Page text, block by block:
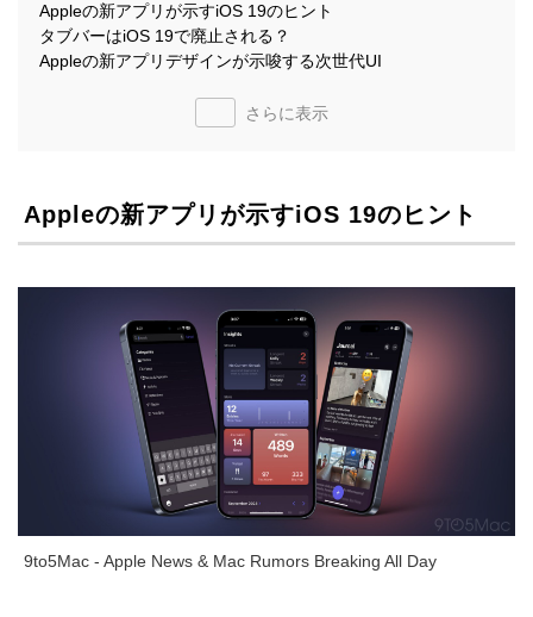
Appleの新アプリが示すiOS 19のヒント
タブバーはiOS 19で廃止される？
Appleの新アプリデザインが示唆する次世代UI
さらに表示
Appleの新アプリが示すiOS 19のヒント
9to5Mac - Apple News & Mac Rumors Breaking All Day